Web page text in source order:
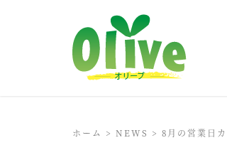
ホーム > NEWS > 8月の営業日